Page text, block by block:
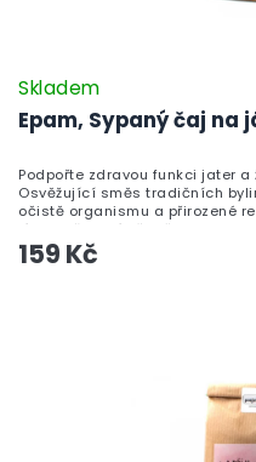
Epam, Sypaný čaj na
Skladem
159 Kč
Podpořte zdravou funkci jater
Osvěžující směs tradičních
očistě organismu a přirozené
jídle i při jarní očistě.